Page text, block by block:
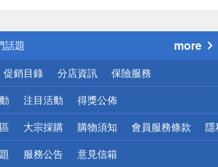
公告
話題
優惠
地區配送
網頁！請小心！
more
促銷目錄 分店資訊 保險服務
注目活動 得獎公佈
大宗採購 購物須知 會員服務條款 隱
服務公告 意見信箱